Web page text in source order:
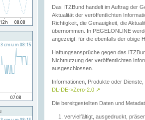
Das ITZBund handelt im Auftrag der
Aktualität der veröffentlichten
Richtigkeit, die Genauigkeit, die
übernommen. In PEGELONLINE
angezeigt, für die ebenfalls der obige
Haftungsansprüche gegen das
Nichtnutzung der veröffentlichten
ausgeschlossen.
Informationen, Produkte oder
DL-DE->Zero-2.0 ↗
Die bereitgestellten Daten und
vervielfältigt, ausgedruckt,